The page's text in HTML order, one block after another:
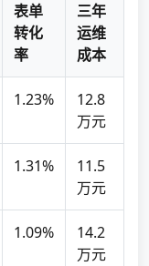
表单
转化
率
三年
运维
成本
1.23%
12.8
万元
1.31%
11.5
万元
1.09%
14.2
万元